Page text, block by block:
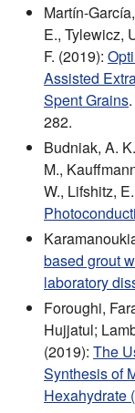
Martín-
E., Tylewicz,
F. (2019):
Assisted
Spent Grains
282.
Budniak, A.
M.,
W., Lifshitz,
based grout
laboratory
Foroughi,
Hujjatul;
(2019): The
Synthesis of
Hexahydrate